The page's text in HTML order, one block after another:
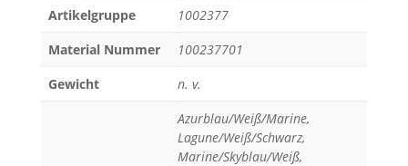
Artikelgruppe
1002377
Material Nummer
100237701
Gewicht
n. v.
Azurblau/Weiß/Marine,
Lagune/Weiß/Schwarz,
Marine/Skyblau/Weiß,